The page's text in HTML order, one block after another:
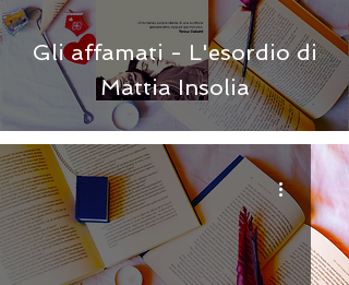
Gli affamati - L'esordio di
Mattia Insolia